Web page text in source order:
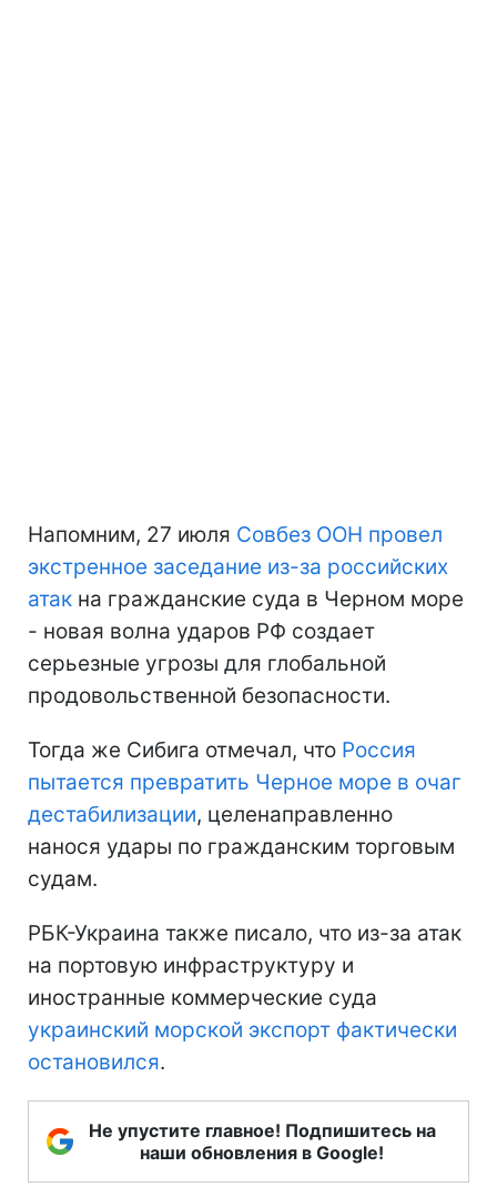
Напомним, 27 июля Совбез ООН провел
экстренное заседание из-за российских
атак на гражданские суда в Черном море
- новая волна ударов РФ создает
серьезные угрозы для глобальной
продовольственной безопасности.
Тогда же Сибига отмечал, что Россия
пытается превратить Черное море в очаг
дестабилизации, целенаправленно
нанося удары по гражданским торговым
судам.
РБК-Украина также писало, что из-за атак
на портовую инфраструктуру и
иностранные коммерческие суда
украинский морской экспорт фактически
остановился.
Не упустите главное! Подпишитесь на
наши обновления в Google!